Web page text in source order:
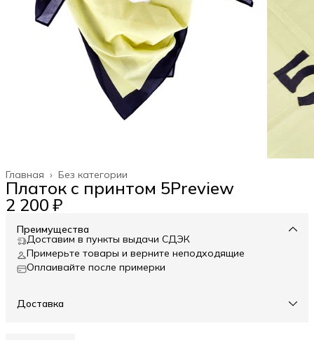
Без категории
Главная ›
Платок с принтом 5Preview
2 200 ₽
Преимущества
Доставим в пункты выдачи СДЭК
Примерьте товары и верните неподходящие
Оплаивайте после примерки
Доставка